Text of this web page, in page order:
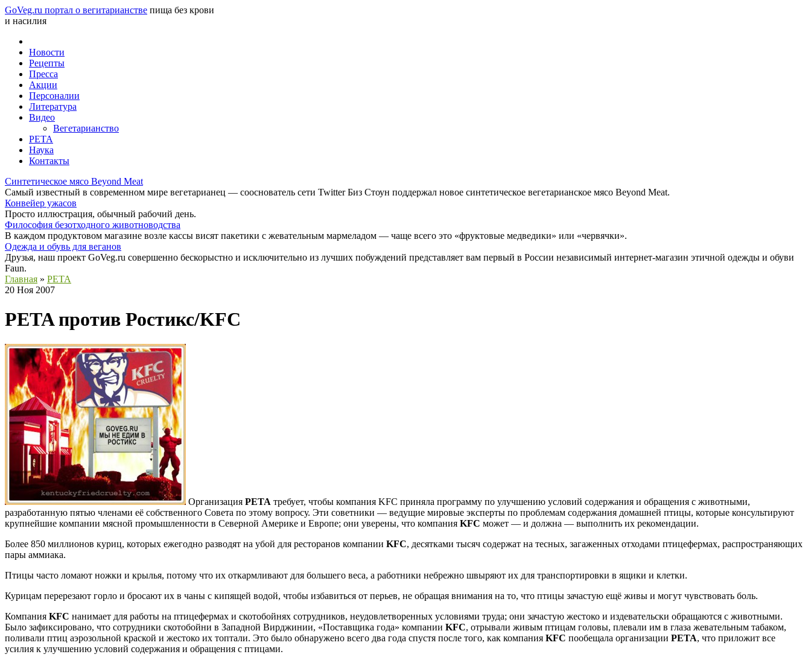
GoVeg.ru портал о вегитарианстве пища без крови
и насилия
Новости
Рецепты
Пресса
Акции
Персоналии
Литература
Видео
Вегетарианство
РЕТА
Наука
Контакты
Синтетическое мясо Beyond Meat
Самый известный в современном мире вегетарианец — сооснователь сети Twitter Биз Стоун поддержал новое синтетическое вегетарианское мясо Beyond Meat.
Конвейер ужасов
Просто иллюстрация, обычный рабочий день.
Философия безотходного животноводства
В каждом продуктовом магазине возле кассы висят пакетики с жевательным мармеладом — чаще всего это «фруктовые медведики» или «червячки».
Одежда и обувь для веганов
Друзья, наш проект GoVeg.ru совершенно бескорыстно и исключительно из лучших побуждений представляет вам первый в России независимый интернет-магазин этичной одежды и обуви
Faun.
Главная » PETA
20 Ноя 2007
PETA против Ростикс/KFC
Организация PETA требует, чтобы компания KFC приняла программу по улучшению условий содержания и обращения с животными,
разработанную пятью членами её собственного Совета по этому вопросу. Эти советники — ведущие мировые эксперты по проблемам содержания домашней птицы, которые консультируют
крупнейшие компании мясной промышленности в Северной Америке и Европе; они уверены, что компания KFC может — и должна — выполнить их рекомендации.
Более 850 миллионов куриц, которых ежегодно разводят на убой для ресторанов компании KFC, десятками тысяч содержат на тесных, загаженных отходами птицефермах, распространяющих
пары аммиака.
Птицы часто ломают ножки и крылья, потому что их откармливают для большего веса, а работники небрежно швыряют их для транспортировки в ящики и клетки.
Курицам перерезают горло и бросают их в чаны с кипящей водой, чтобы избавиться от перьев, не обращая внимания на то, что птицы зачастую ещё живы и могут чувствовать боль.
Компания KFC нанимает для работы на птицефермах и скотобойнях сотрудников, неудовлетворенных условиями труда; они зачастую жестоко и издевательски обращаются с животными.
Было зафиксировано, что сотрудники скотобойни в Западной Вирджинии, «Поставщика года» компании KFC, отрывали живым птицам головы, плевали им в глаза жевательным табаком,
поливали птиц аэрозольной краской и жестоко их топтали. Это было обнаружено всего два года спустя после того, как компания KFC пообещала организации PETA, что приложит все
усилия к улучшению условий содержания и обращения с птицами.